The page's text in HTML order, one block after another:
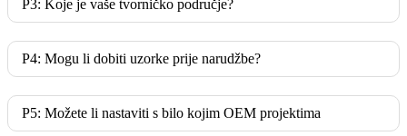
P3: Koje je vaše tvorničko područje?
P4: Mogu li dobiti uzorke prije narudžbe?
P5: Možete li nastaviti s bilo kojim OEM projektima